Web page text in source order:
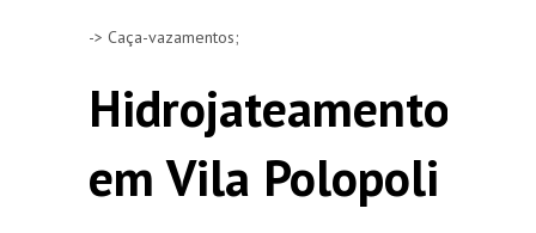
-> Caça-vazamentos;
Hidrojateamento
em Vila Polopoli